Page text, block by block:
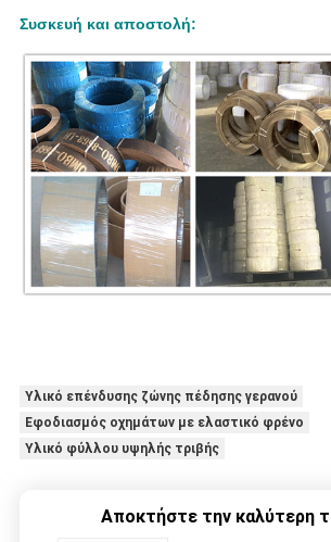
Συσκευή και αποστολή:
Υλικό επένδυσης ζώνης πέδησης γερανού
Εφοδιασμός οχημάτων με ελαστικό φρένο
Υλικό φύλλου υψηλής τριβής
Αποκτήστε την καλύτερη